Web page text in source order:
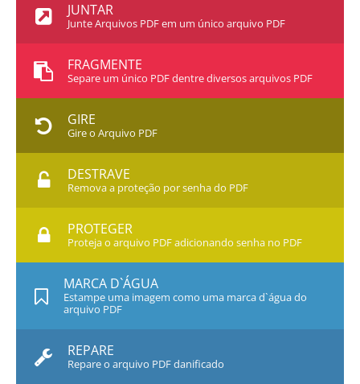
JUNTAR
Junte Arquivos PDF em um único arquivo PDF
FRAGMENTE
Separe um único PDF dentre diversos arquivos PDF
GIRE
Gire o Arquivo PDF
DESTRAVE
Remova a proteção por senha do PDF
PROTEGER
Proteja o arquivo PDF adicionando senha no PDF
MARCA D`ÁGUA
Estampe uma imagem como uma marca d`água do
arquivo PDF
REPARE
Repare o arquivo PDF danificado